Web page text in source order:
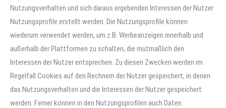
Nutzungsverhalten und sich daraus ergebenden Interessen der Nutzer
Nutzungsprofile erstellt werden. Die Nutzungsprofile können
wiederum verwendet werden, um z.B. Werbeanzeigen innerhalb und
außerhalb der Plattformen zu schalten, die mutmaßlich den
Interessen der Nutzer entsprechen. Zu diesen Zwecken werden im
Regelfall Cookies auf den Rechnern der Nutzer gespeichert, in denen
das Nutzungsverhalten und die Interessen der Nutzer gespeichert
werden. Ferner können in den Nutzungsprofilen auch Daten